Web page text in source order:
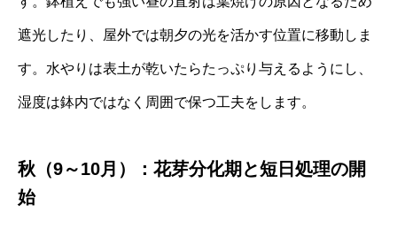
遮光したり、屋外では朝夕の光を活かす位置に移動しま
す。水やりは表土が乾いたらたっぷり与えるようにし、
湿度は鉢内ではなく周囲で保つ工夫をします。
秋（9～10月）：花芽分化期と短日処理の開
始